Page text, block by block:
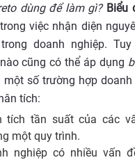
dùng để làm gì?Biểu
việc nhận diện
doanh nghiệp.
cũng có thể áp dụng
số trường hợp
tích:
tích tần suất của các
một quy trình.
nghiệp có nhiều vấn